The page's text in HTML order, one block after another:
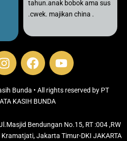
tahun.anak bobok ama sus
.cwek. majikan china .
I
n
t
a
r
F
a
e
b
o
Y
o
t
e
Bunda • All rights reserved by PT
KASIH BUNDA
Bendungan No.15, RT :004 ,RW
Kramatjati, Jakarta Timur-DKI JAKARTA